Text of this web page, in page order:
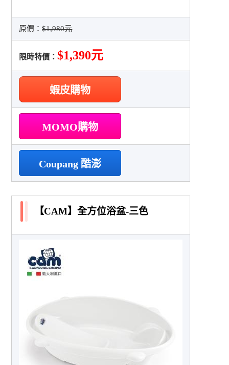
原價：$1,980元
限時特價：$1,390元
蝦皮購物
MOMO購物
Coupang 酷澎
【CAM】全方位浴盆-三色